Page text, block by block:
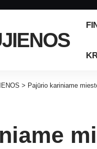
> Pajūrio kariniame